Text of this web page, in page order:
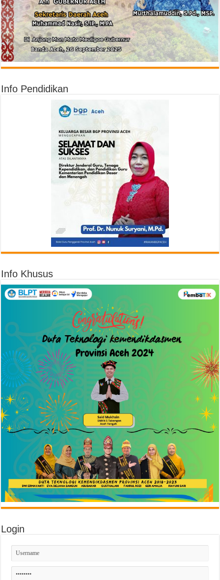
Info Pendidikan
Info Khusus
Login